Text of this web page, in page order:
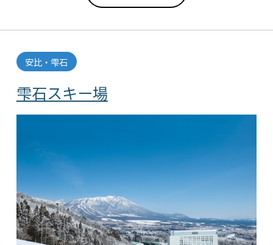
雫石スキー場
安比・雫石